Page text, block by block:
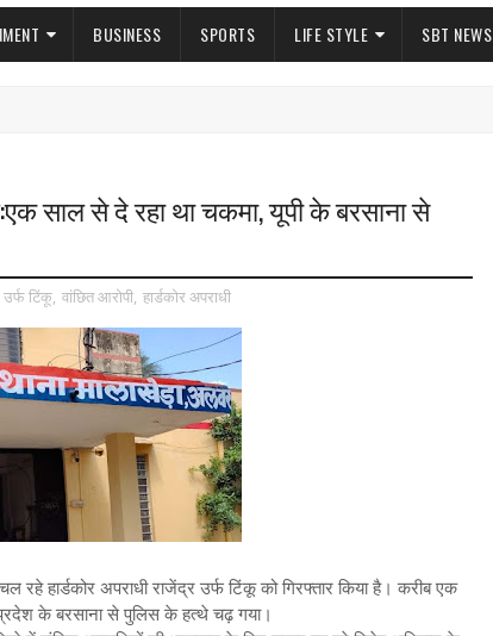
BUSINESS SPORTS LIFE STYLE SBT NEWS
साल से दे रहा था चकमा, यूपी के बरसाना से
टिंकू, वांछित आरोपी, हार्डकोर अपराधी
हार्डकोर अपराधी राजेंद्र उर्फ टिंकू को गिरफ्तार किया है। करीब एक
के बरसाना से पुलिस के हत्थे चढ़ गया।